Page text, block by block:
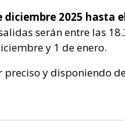
diciembre 2025 hasta
serán entre las
y 1 de enero.
preciso y disponiendo